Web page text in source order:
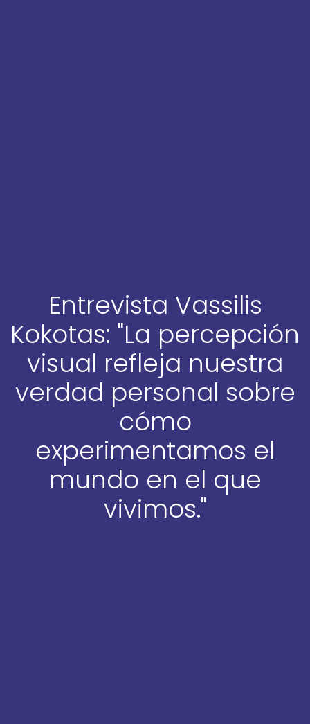
Entrevista Vassilis
Kokotas: "La percepción
visual refleja nuestra
verdad personal sobre
cómo
experimentamos el
mundo en el que
vivimos."